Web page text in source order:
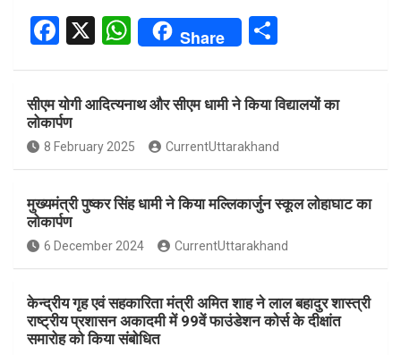
F
ce
b
o
o
k
X
W
s
A
p
p
Share
ar
e
सीएम योगी आदित्यनाथ और सीएम धामी ने किया विद्यालयों का
लोकार्पण
8 February 2025 CurrentUttarakhand
मुख्यमंत्री पुष्कर सिंह धामी ने किया मल्लिकार्जुन स्कूल लोहाघाट का
लोकार्पण
6 December 2024 CurrentUttarakhand
केन्द्रीय गृह एवं सहकारिता मंत्री अमित शाह ने लाल बहादुर शास्त्री
राष्ट्रीय प्रशासन अकादमी में 99वें फाउंडेशन कोर्स के दीक्षांत
समारोह को किया संबोधित